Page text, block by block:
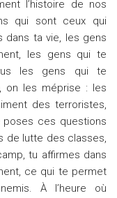
l’histoire de nos
qui sont ceux qui
dans ta vie, les gens
les gens qui te
les gens qui te
on les méprise : les
des terroristes,
poses ces questions
de lutte des classes,
tu affirmes dans
ce qui te permet
À l’heure où